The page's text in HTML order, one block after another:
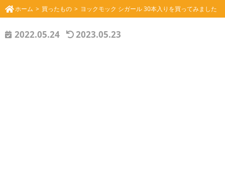
ホーム 買ったもの ヨックモック シガール 30本入りを買ってみました
2022.05.24 2023.05.23